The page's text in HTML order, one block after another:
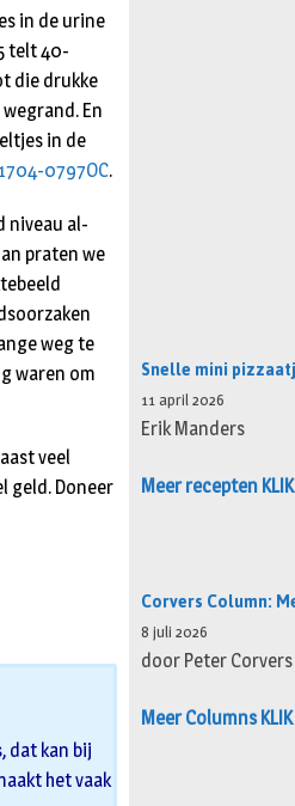
in de urine
telt 40-
die drukke
En
in de
0797OC.
niveau al­
praten we
weg te
waren om
veel
geld. Do­neer
dat kan bij
het vaak
Snelle mini
11 april 2026
Erik Manders
Meer recepten KLIK
Corvers Column:
8 juli 2026
door Peter Corvers
Meer Columns KLIK